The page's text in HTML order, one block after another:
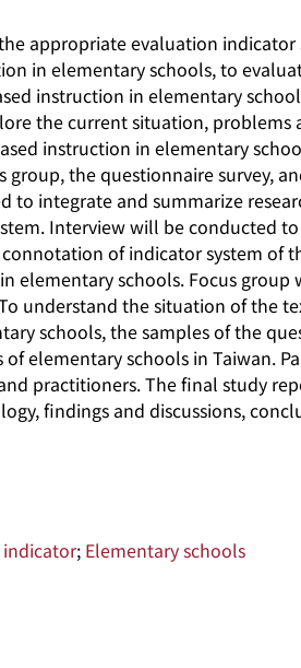
appropriate evaluation indicator
in elementary schools, to
instruction in elementary
the current situation, problems
instruction in elementary
group, the questionnaire survey,
to integrate and summarize
Interview will be conducted
of indicator system of
elementary schools. Focus group
understand the situation of the
schools, the samples of the
elementary schools in Taiwan.
practitioners. The final study
findings and discussions,
; Elementary schools